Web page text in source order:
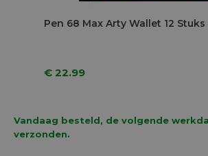
Pen 68 Max Arty Wallet 12 Stuks
€ 22.99
Vandaag besteld, de volgende
verzonden.